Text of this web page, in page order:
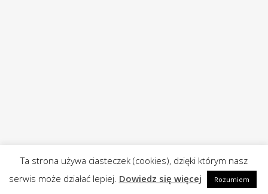
Ta strona używa ciasteczek (cookies), dzięki którym nasz
serwis może działać lepiej. Dowiedz się więcej Rozumiem